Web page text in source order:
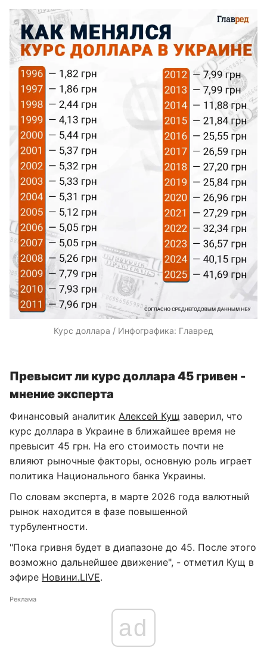
Курс доллара / Инфографика: Главред
Превысит ли курс доллара 45 гривен -
мнение эксперта
Финансовый аналитик Алексей Кущ заверил, что
курс доллара в Украине в ближайшее время не
превысит 45 грн. На его стоимость почти не
влияют рыночные факторы, основную роль играет
политика Национального банка Украины.
По словам эксперта, в марте 2026 года валютный
рынок находится в фазе повышенной
турбулентности.
"Пока гривня будет в диапазоне до 45. После этого
возможно дальнейшее движение", - отметил Кущ в
эфире Новини.LIVE.
Реклама
ad